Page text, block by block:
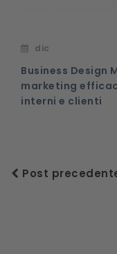
dic
Business Design
marketing
interni e clienti
Post